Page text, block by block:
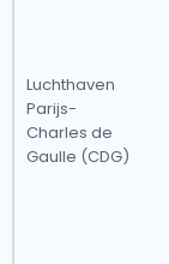
Luchthaven
Parijs-
Charles de
Gaulle (CDG)